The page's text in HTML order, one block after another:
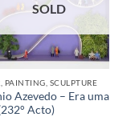
SOLD
PAINTING, SCULPTURE
Azevedo – Era uma
Acto)